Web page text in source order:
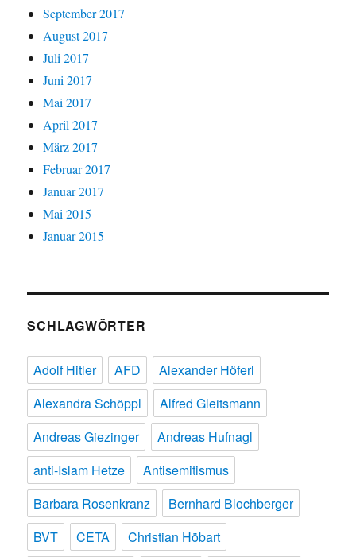
September 2017
August 2017
Juli 2017
Juni 2017
Mai 2017
April 2017
März 2017
Februar 2017
Januar 2017
Mai 2015
Januar 2015
SCHLAGWÖRTER
Adolf Hitler AFD
Alexander Höferl
Alexandra Schöppl
Alfred Gleitsmann
Andreas Giezinger
Andreas Hufnagl
anti-Islam Hetze
Antisemitismus
Barbara Rosenkranz
Bernhard Blochberger
BVT
CETA
Christian Höbart